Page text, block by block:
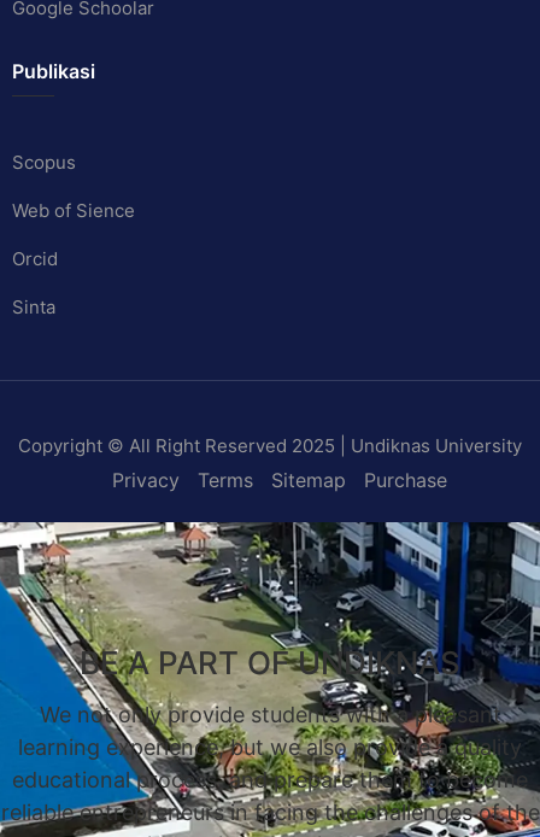
Google Schoolar
Publikasi
Scopus
Web of Sience
Orcid
Sinta
Copyright © All Right Reserved 2025 | Undiknas University
Privacy Terms Sitemap Purchase
BE A PART OF UNDIKNAS
We not only provide students with a pleasant
learning experience, but we also provide a quality
educational process, and prepare them to become
reliable entrepreneurs in facing the challenges of the